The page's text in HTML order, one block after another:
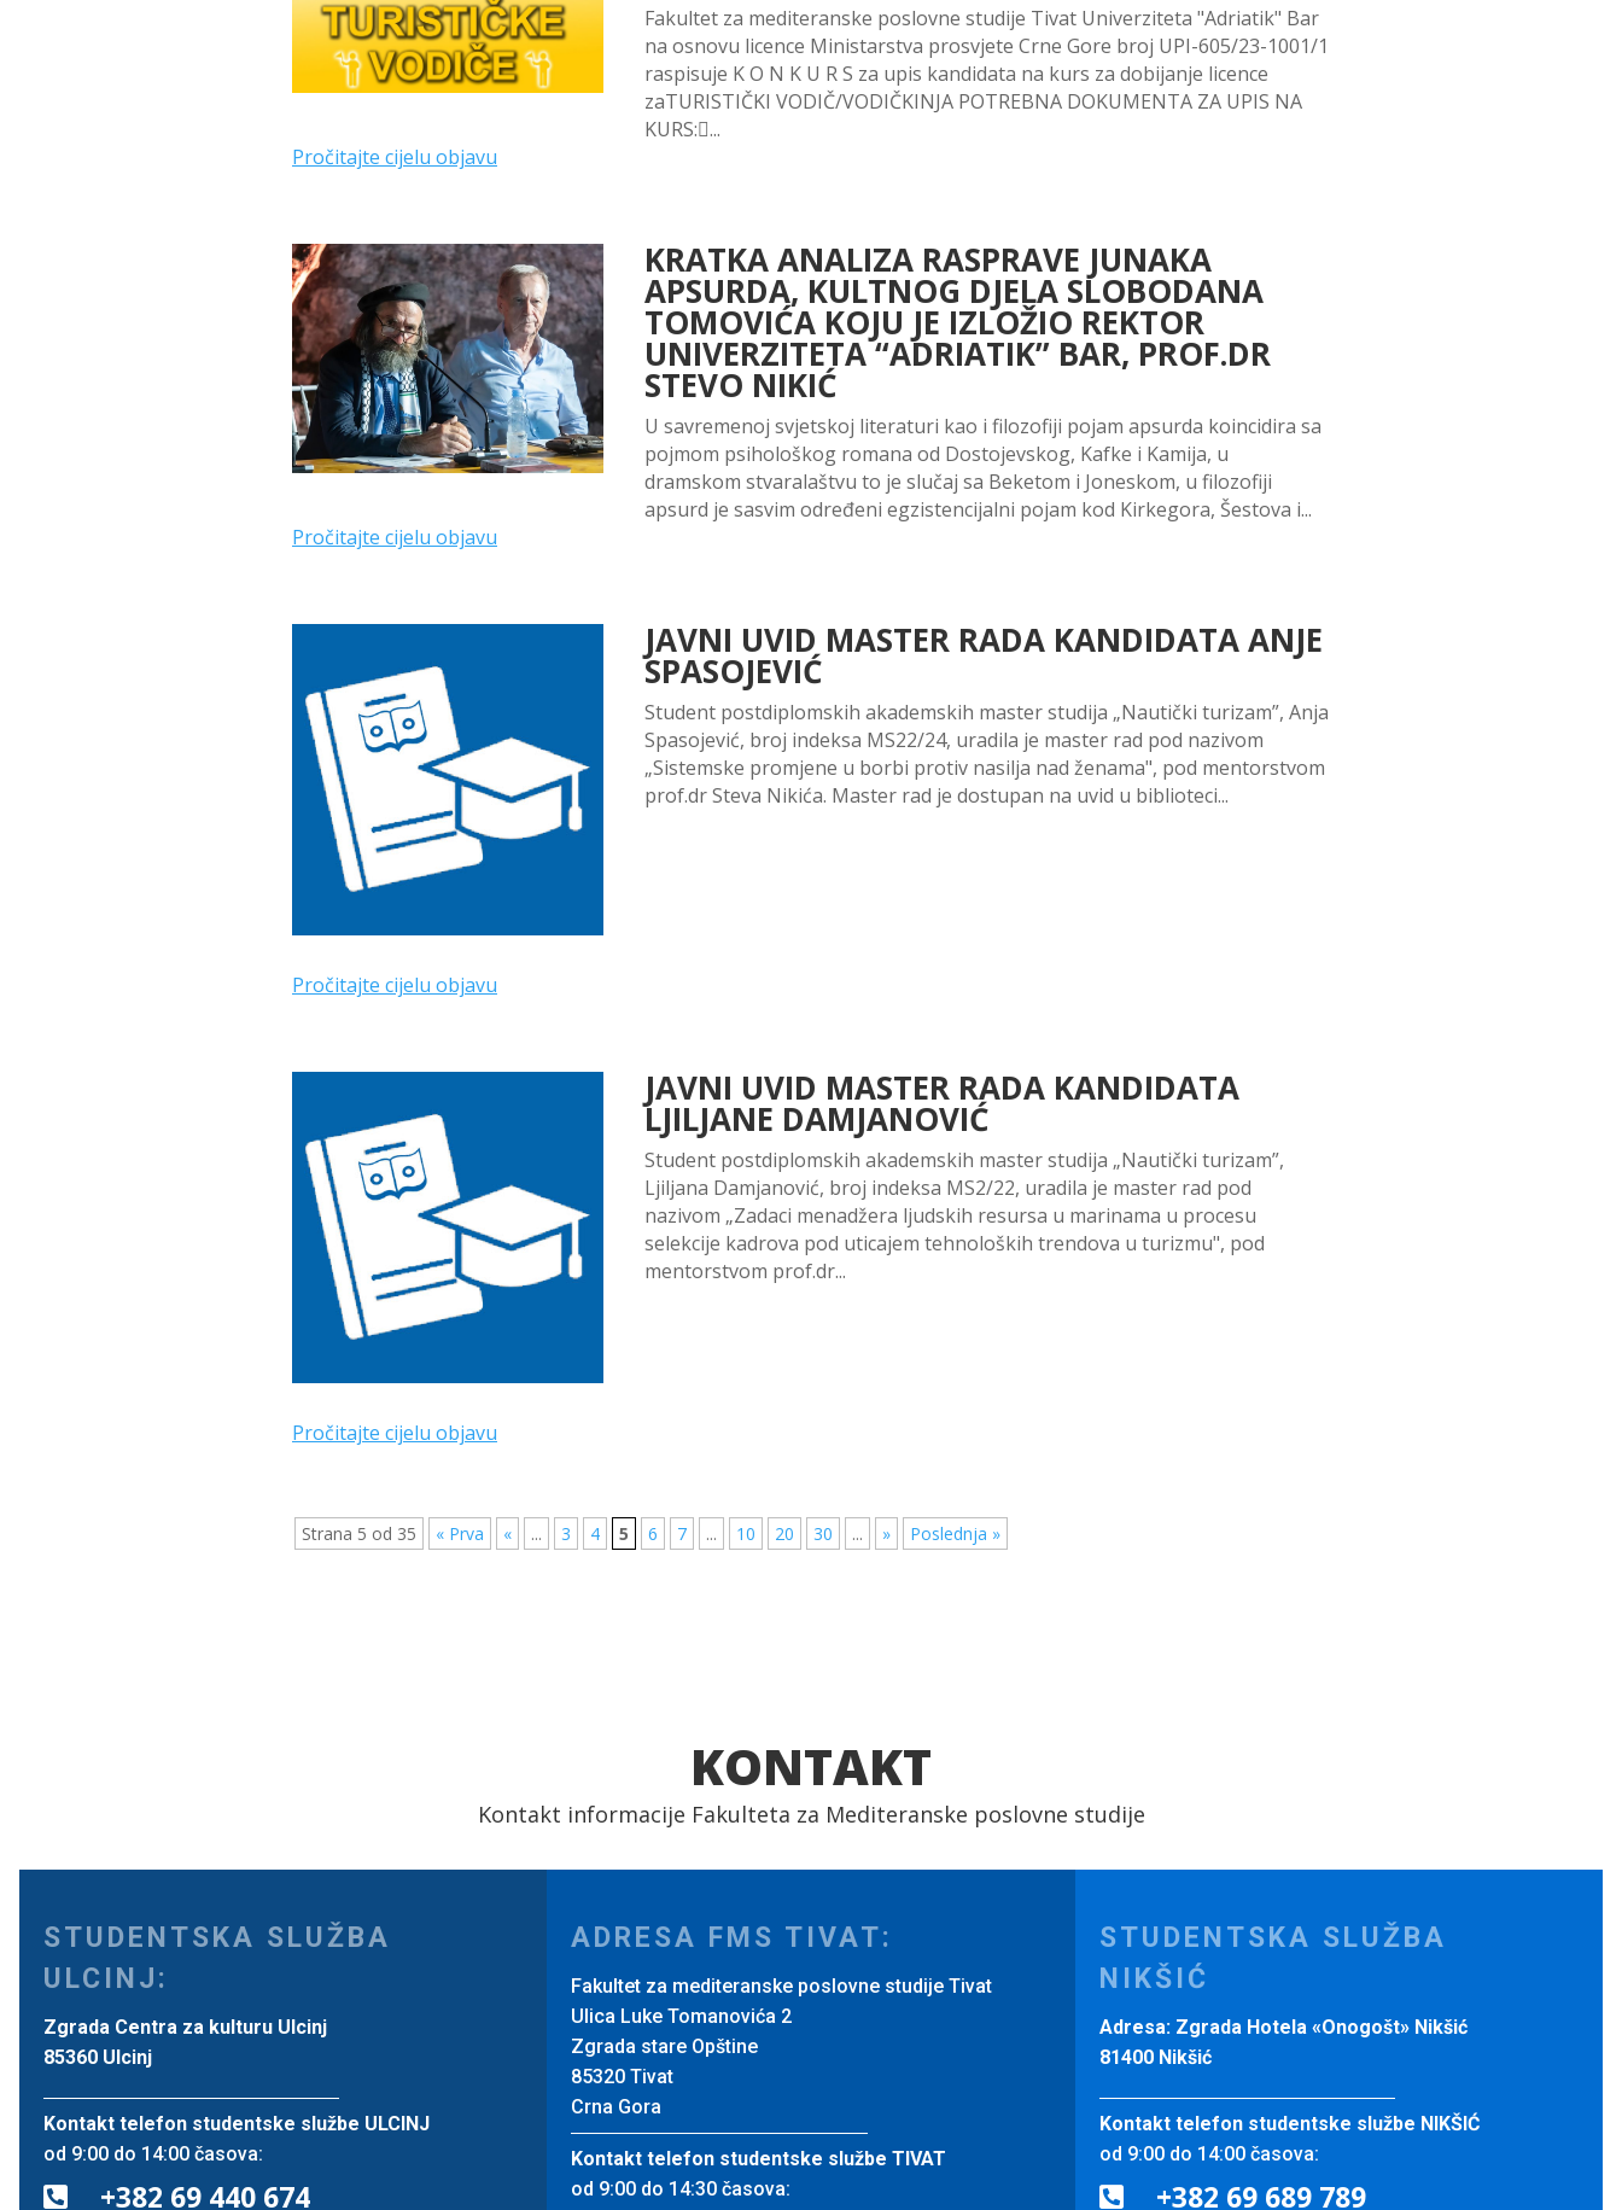
Fakultet za mediteranske poslovne studije Tivat Univerziteta "Adriatik" Bar
na osnovu licence Ministarstva prosvjete Crne Gore broj UPI-605/23-1001/1
raspisuje K O N K U R S za upis kandidata na kurs za dobijanje licence
zaTURISTIČKI VODIČ/VODIČKINJA POTREBNA DOKUMENTA ZA UPIS NA
KURS:...
Pročitajte cijelu objavu
KRATKA ANALIZA RASPRAVE JUNAKA
APSURDA, KULTNOG DJELA SLOBODANA
TOMOVIĆA KOJU JE IZLOŽIO REKTOR
UNIVERZITETA “ADRIATIK” BAR, PROF.DR
STEVO NIKIĆ
U savremenoj svjetskoj literaturi kao i filozofiji pojam apsurda koincidira sa
pojmom psihološkog romana od Dostojevskog, Kafke i Kamija, u
dramskom stvaralaštvu to je slučaj sa Beketom i Joneskom, u filozofiji
apsurd je sasvim određeni egzistencijalni pojam kod Kirkegora, Šestova i...
Pročitajte cijelu objavu
JAVNI UVID MASTER RADA KANDIDATA ANJE
SPASOJEVIĆ
Student postdiplomskih akademskih master studija „Nautički turizam”, Anja
Spasojević, broj indeksa MS22/24, uradila je master rad pod nazivom
„Sistemske promjene u borbi protiv nasilja nad ženama", pod mentorstvom
prof.dr Steva Nikića. Master rad je dostupan na uvid u biblioteci...
Pročitajte cijelu objavu
JAVNI UVID MASTER RADA KANDIDATA
LJILJANE DAMJANOVIĆ
Student postdiplomskih akademskih master studija „Nautički turizam”,
Ljiljana Damjanović, broj indeksa MS2/22, uradila je master rad pod
nazivom „Zadaci menadžera ljudskih resursa u marinama u procesu
selekcije kadrova pod uticajem tehnoloških trendova u turizmu", pod
mentorstvom prof.dr...
Pročitajte cijelu objavu
Strana 5 od 35 « Prva « ... 3 4 5 6 7 ... 10 20 30 ... » Poslednja »
KONTAKT
Kontakt informacije Fakulteta za Mediteranske poslovne studije
STUDENTSKA SLUŽBA
ULCINJ:
Zgrada Centra za kulturu Ulcinj
85360 Ulcinj
Kontakt telefon studentske službe ULCINJ
od 9:00 do 14:00 časova:
 +382 69 440 674
ADRESA FMS TIVAT:
Fakultet za mediteranske poslovne studije Tivat
Ulica Luke Tomanovića 2
Zgrada stare Opštine
85320 Tivat
Crna Gora
Kontakt telefon studentske službe TIVAT
od 9:00 do 14:30 časova:
STUDENTSKA SLUŽBA
NIKŠIĆ
Adresa: Zgrada Hotela «Onogošt» Nikšić
81400 Nikšić
Kontakt telefon studentske službe NIKŠIĆ
od 9:00 do 14:00 časova:
 +382 69 689 789